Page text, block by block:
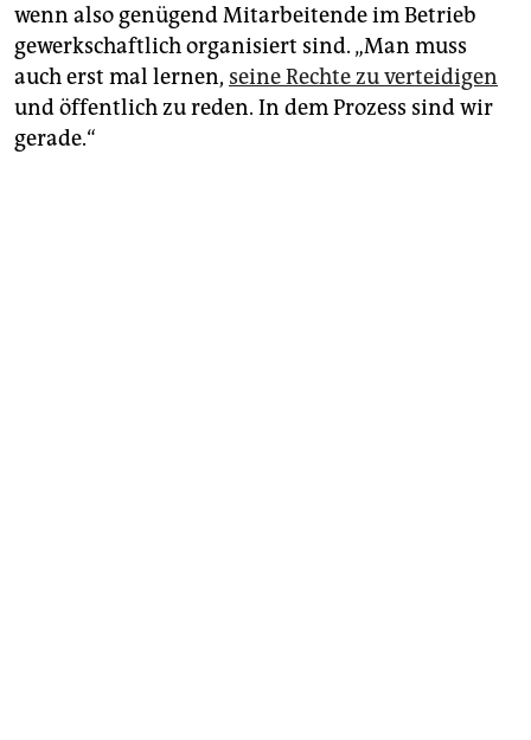
wenn also genügend Mitarbeitende im Betrieb
gewerkschaftlich organisiert sind. „Man muss
auch erst mal lernen, seine Rechte zu verteidigen
und öffentlich zu reden. In dem Prozess sind wir
gerade.“